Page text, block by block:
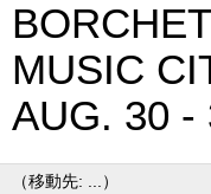
MUSIC
AUG. 30 -